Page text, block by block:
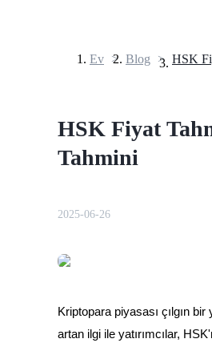
Teminat olarak USDT kullanan
Ev > Blog >
HSK Fiyat
Tahmini
2025-06-26
Kriptopara piyasası çılgın
artan ilgi ile yatırımcılar,